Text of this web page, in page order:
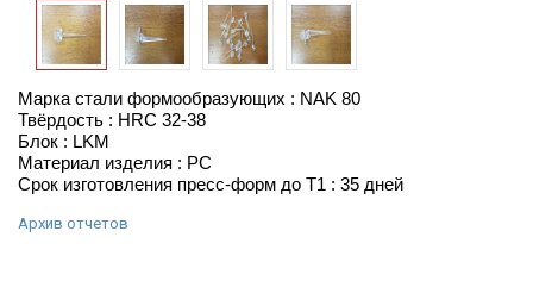
Марка стали формообразующих : NAK 80
Твёрдость : HRC 32-38
Блок : LKM
Материал изделия : PC
Срок изготовления пресс-форм до Т1 : 35 дней
Архив отчетов